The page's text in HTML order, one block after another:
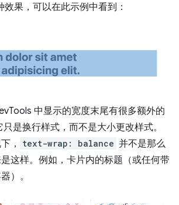
效果，可以在此示例中看到：
中显示的宽度末尾有很多额外的
是换行样式，而不是大小更改样式。
，
text-wrap: balance 并不是那么
这样。例如，卡片内的标题（或任何带
）。